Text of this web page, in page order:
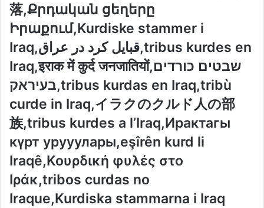
落,Քրդական ցեղերը
Իրաքում,Kurdiske stammer i
Iraq,قبایل کرد در عراق,tribus kurdes en
Iraq,इराक में कुर्द जनजातियों,שבטים כורדים
בעיראק,tribus kurdas en Iraq,tribù
curde in Iraq,イラクのクルド人の部
族,tribus kurdes a l’Iraq,Ирактагы
күрт урууулары,eşîrên kurd li
Iraqê,Κουρδική φυλές στο
Ιράκ,tribos curdas no
Iraque,Kurdiska stammarna i Iraq